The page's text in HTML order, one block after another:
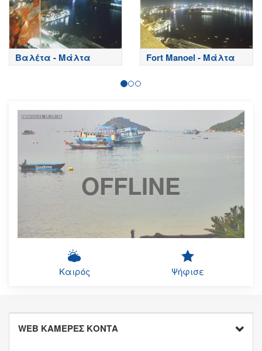
Βαλέτα - Μάλτα Fort Manoel - Μάλτα
OFFLINE
Καιρός Ψήφισε
WEB ΚΑΜΕΡΕΣ ΚΟΝΤΑ